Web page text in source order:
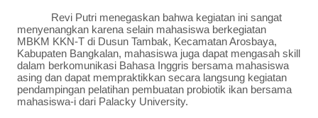
Revi Putri menegaskan bahwa kegiatan ini sangat
menyenangkan karena selain mahasiswa berkegiatan
MBKM KKN-T di Dusun Tambak, Kecamatan Arosbaya,
Kabupaten Bangkalan, mahasiswa juga dapat mengasah skill
dalam berkomunikasi Bahasa Inggris bersama mahasiswa
asing dan dapat mempraktikkan secara langsung kegiatan
pendampingan pelatihan pembuatan probiotik ikan bersama
mahasiswa-i dari Palacky University.